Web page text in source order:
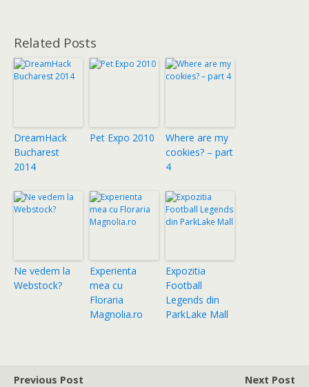
Related Posts
DreamHack
Bucharest
2014
Pet Expo 2010
Where are my
cookies? – part
4
Ne vedem la
Webstock?
Experienta
mea cu
Floraria
Magnolia.ro
Expozitia
Football
Legends din
ParkLake Mall
Previous Post
Next Post